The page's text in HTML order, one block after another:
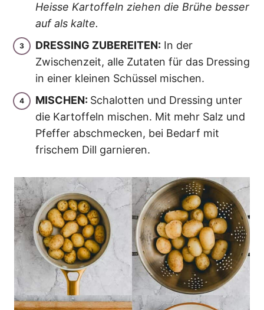
Heisse Kartoffeln ziehen die Brühe besser
auf als kalte.
DRESSING ZUBEREITEN: In der
Zwischenzeit, alle Zutaten für das Dressing
in einer kleinen Schüssel mischen.
MISCHEN: Schalotten und Dressing unter
die Kartoffeln mischen. Mit mehr Salz und
Pfeffer abschmecken, bei Bedarf mit
frischem Dill garnieren.